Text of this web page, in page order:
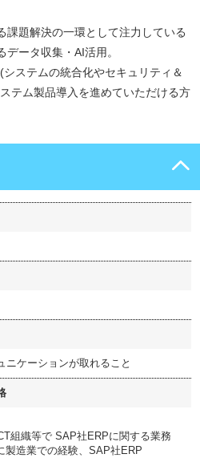
課題解決の一環として注力している
ータ収集・AI活用。
ステムの統合化やセキュリティ＆
テム製品導入を進めていただける方
ニケーションが取れること
組織等で SAP社ERPに関する業務
製造業での経験、SAP社ERP